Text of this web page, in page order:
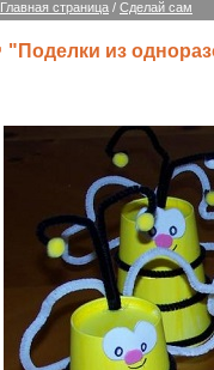
Главная страница / Сделай сам
"Поделки из